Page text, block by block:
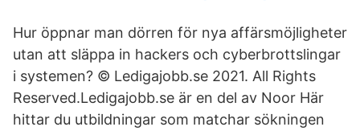
Hur öppnar man dörren för nya affärsmöjligheter
utan att släppa in hackers och cyberbrottslingar
i systemen? © Ledigajobb.se 2021. All Rights
Reserved.Ledigajobb.se är en del av Noor Här
hittar du utbildningar som matchar sökningen